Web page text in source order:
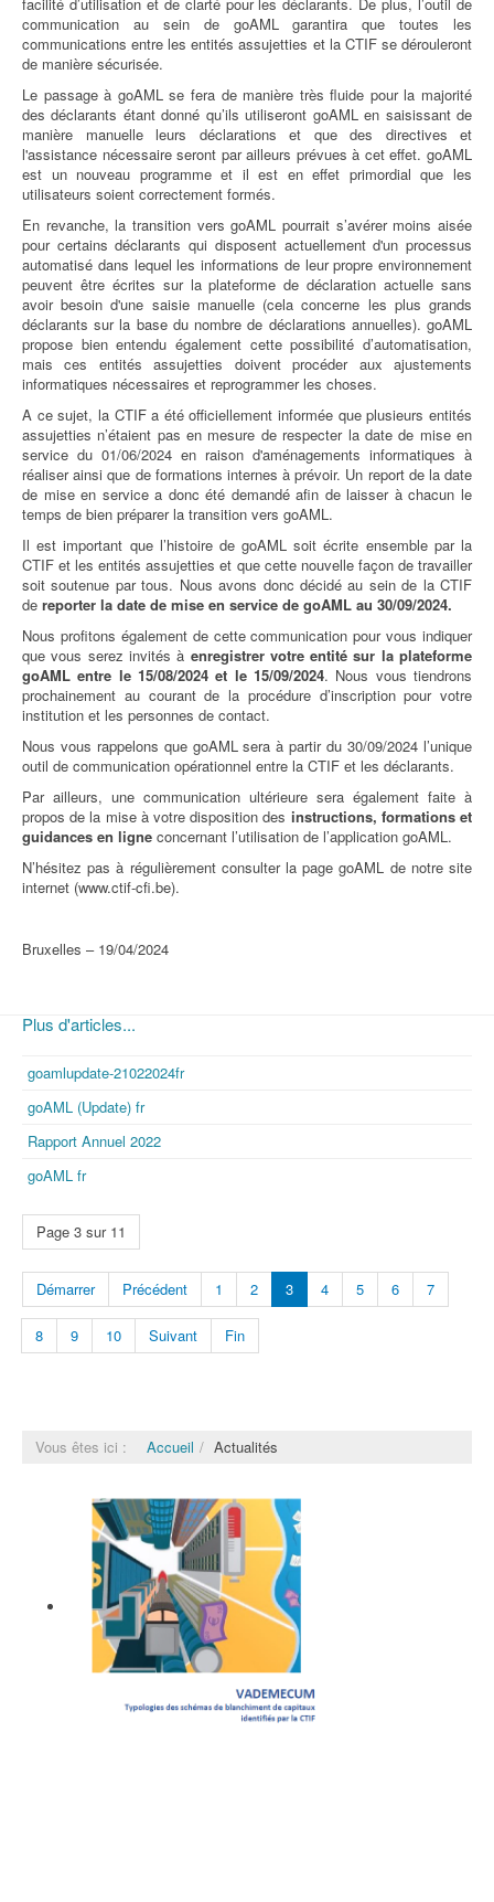
communication au sein de goAML garantira que toutes les
communications entre les entités assujetties et la CTIF se dérouleront
de manière sécurisée.
Le passage à goAML se fera de manière très fluide pour la majorité
des déclarants étant donné qu’ils utiliseront goAML en saisissant de
manière manuelle leurs déclarations et que des directives et
l'assistance nécessaire seront par ailleurs prévues à cet effet. goAML
est un nouveau programme et il est en effet primordial que les
utilisateurs soient correctement formés.
En revanche, la transition vers goAML pourrait s’avérer moins aisée
pour certains déclarants qui disposent actuellement d'un processus
automatisé dans lequel les informations de leur propre environnement
peuvent être écrites sur la plateforme de déclaration actuelle sans
avoir besoin d'une saisie manuelle (cela concerne les plus grands
déclarants sur la base du nombre de déclarations annuelles). goAML
propose bien entendu également cette possibilité d’automatisation,
mais ces entités assujetties doivent procéder aux ajustements
informatiques nécessaires et reprogrammer les choses.
A ce sujet, la CTIF a été officiellement informée que plusieurs entités
assujetties n’étaient pas en mesure de respecter la date de mise en
service du 01/06/2024 en raison d'aménagements informatiques à
réaliser ainsi que de formations internes à prévoir. Un report de la date
de mise en service a donc été demandé afin de laisser à chacun le
temps de bien préparer la transition vers goAML.
Il est important que l’histoire de goAML soit écrite ensemble par la
CTIF et les entités assujetties et que cette nouvelle façon de travailler
soit soutenue par tous. Nous avons donc décidé au sein de la CTIF
de reporter la date de mise en service de goAML au 30/09/2024.
Nous profitons également de cette communication pour vous indiquer
que vous serez invités à enregistrer votre entité sur la plateforme
goAML entre le 15/08/2024 et le 15/09/2024. Nous vous tiendrons
prochainement au courant de la procédure d’inscription pour votre
institution et les personnes de contact.
Nous vous rappelons que goAML sera à partir du 30/09/2024 l’unique
outil de communication opérationnel entre la CTIF et les déclarants.
Par ailleurs, une communication ultérieure sera également faite à
propos de la mise à votre disposition des instructions, formations et
guidances en ligne concernant l’utilisation de l’application goAML.
N’hésitez pas à régulièrement consulter la page goAML de notre site
internet (www.ctif-cfi.be).
Bruxelles – 19/04/2024
Plus d'articles...
goamlupdate-21022024fr
goAML (Update) fr
Rapport Annuel 2022
goAML fr
Page 3 sur 11
Démarrer Précédent 1 2 3 4 5 6 7
8 9 10 Suivant Fin
Vous êtes ici : Accueil Actualités